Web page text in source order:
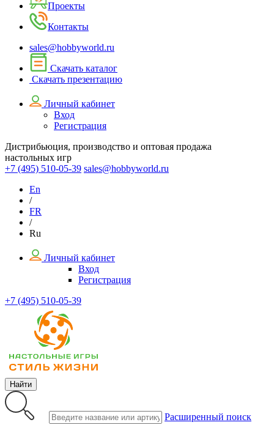
Проекты
Контакты
sales@hobbyworld.ru
Скачать каталог
Скачать презентацию
Личный кабинет
Вход
Регистрация
Дистрибьюция, производство и оптовая продажа
настольных игр
+7 (495) 510-05-39 sales@hobbyworld.ru
En
/
FR
/
Ru
Личный кабинет
Вход
Регистрация
+7 (495) 510-05-39
Найти
Расширенный поиск